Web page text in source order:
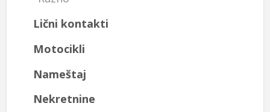
Lični kontakti
Motocikli
Nameštaj
Nekretnine